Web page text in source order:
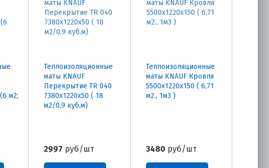
м2;
Теплоизоляционные
маты KNAUF
Перекрытие TR 040
7380х1220х50 ( 18
м2/0,9 куб.м)
2997 руб/шт
Теплоизоляционные
маты KNAUF Кровля
5500х1220х150 ( 6,71
м2., 1м3 )
3480 руб/шт